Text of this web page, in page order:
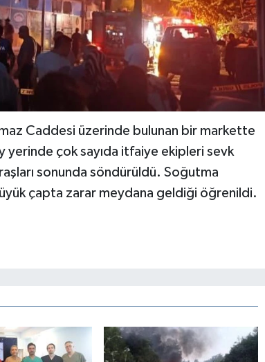
Caddesi üzerinde bulunan bir markette
yerinde çok sayıda itfaiye ekipleri sevk
sonunda söndürüldü. Soğutma
çapta zarar meydana geldiği öğrenildi.